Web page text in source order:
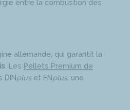
entre la combustion des
allemande, qui garantit la
. Les Pellets Premium de
DINpluset ENplus, une